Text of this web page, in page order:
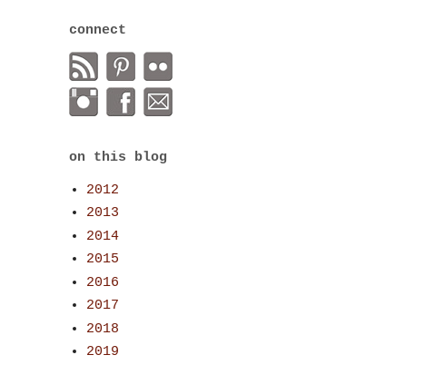
connect
on this blog
2012
2013
2014
2015
2016
2017
2018
2019